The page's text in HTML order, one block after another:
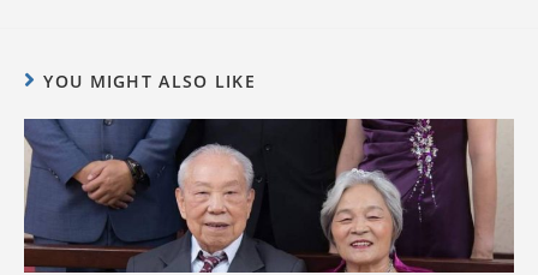
YOU MIGHT ALSO LIKE